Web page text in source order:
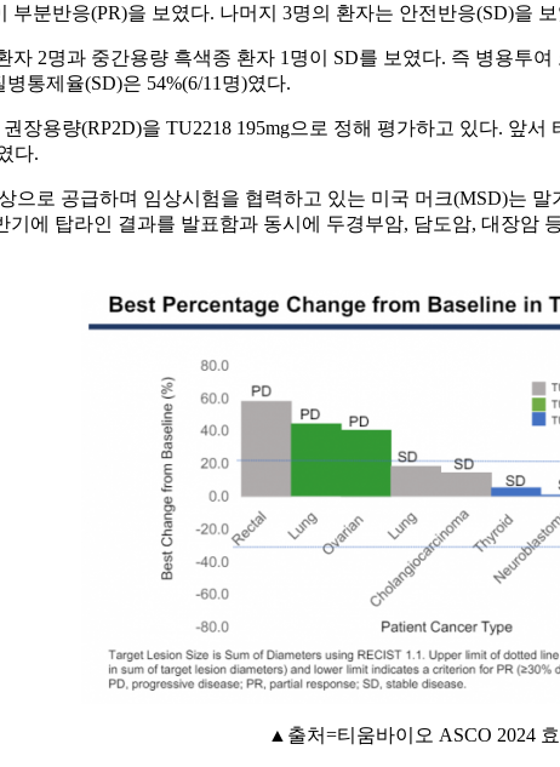
부분반응(PR)을 보였다. 나머지 3명의 환자는 안전반응(SD)을
2명과 중간용량 흑색종 환자 1명이 SD를 보였다. 즉 병용투
통제율(SD)은 54%(6/11명)였다.
장용량(RP2D)을 TU2218 195mg으로 정해 평가하고 있다. 앞
다.
으로 공급하며 임상시험을 협력하고 있는 미국 머크(MSD)는
기에 탑라인 결과를 발표함과 동시에 두경부암, 담도암, 대장
▲출처=티움바이오 ASCO 2024